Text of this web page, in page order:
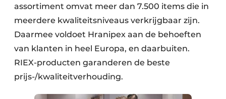
assortiment omvat meer dan 7.500 items die in
meerdere kwaliteitsniveaus verkrijgbaar zijn.
Daarmee voldoet Hranipex aan de behoeften
van klanten in heel Europa, en daarbuiten.
RIEX-producten garanderen de beste
prijs-/kwaliteitverhouding.